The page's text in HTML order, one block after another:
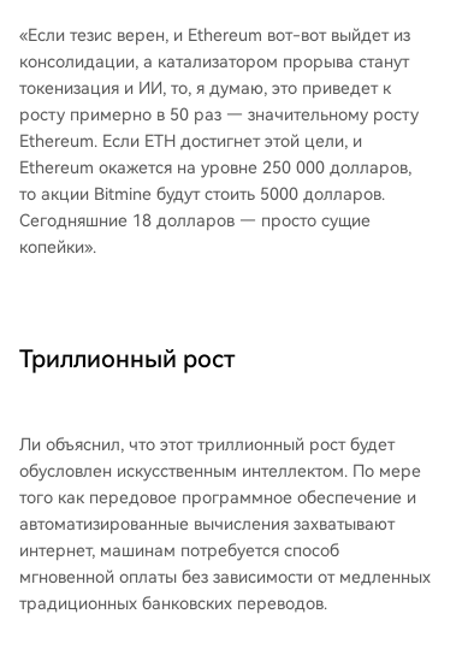
«Если тезис верен, и Ethereum вот-вот выйдет из
консолидации, а катализатором прорыва станут
токенизация и ИИ, то, я думаю, это приведет к
росту примерно в 50 раз — значительному росту
Ethereum. Если ETH достигнет этой цели, и
Ethereum окажется на уровне 250 000 долларов,
то акции Bitmine будут стоить 5000 долларов.
Сегодняшние 18 долларов — просто сущие
копейки».
Триллионный рост
Ли объяснил, что этот триллионный рост будет
обусловлен искусственным интеллектом. По мере
того как передовое программное обеспечение и
автоматизированные вычисления захватывают
интернет, машинам потребуется способ
мгновенной оплаты без зависимости от медленных
традиционных банковских переводов.